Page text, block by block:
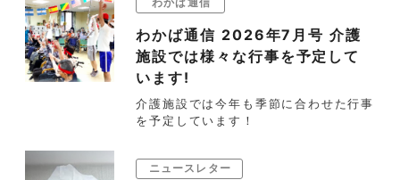
わかば通信 2026年7月号 介護
施設では様々な行事を予定して
います!
介護施設では今年も季節に合わせた行事
を予定しています！
ニュースレター